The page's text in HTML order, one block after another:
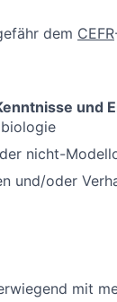
dem CEFR
und
nicht-
und/oder
mit